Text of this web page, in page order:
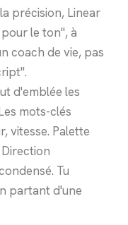
précision, Linear
le ton", à
coach de vie, pas
d'emblée les
mots-clés
vitesse. Palette
Tu
partant d'une